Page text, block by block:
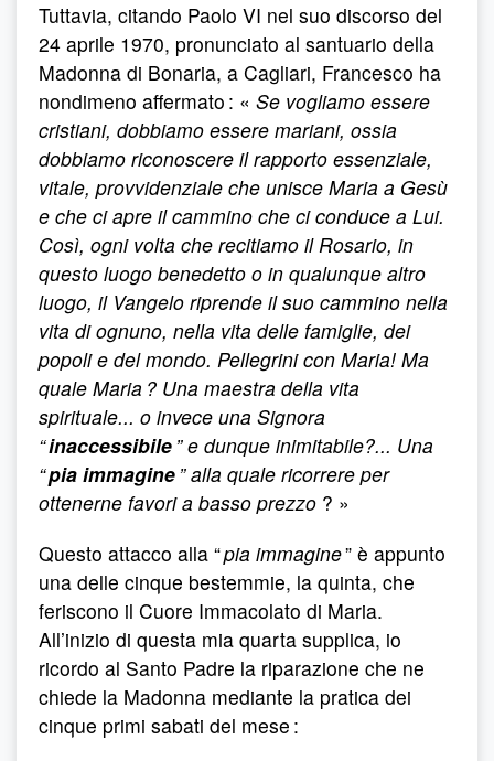
Tuttavia, citando Paolo VI nel suo discorso del
24 aprile 1970, pronunciato al santuario della
Madonna di Bonaria, a Cagliari, Francesco ha
nondimeno affermato : « Se vogliamo essere
cristiani, dobbiamo essere mariani, ossia
dobbiamo riconoscere il rapporto essenziale,
vitale, provvidenziale che unisce Maria a Gesù
e che ci apre il cammino che ci conduce a Lui.
Così, ogni volta che recitiamo il Rosario, in
questo luogo benedetto o in qualunque altro
luogo, il Vangelo riprende il suo cammino nella
vita di ognuno, nella vita delle famiglie, dei
popoli e del mondo. Pellegrini con Maria! Ma
quale Maria ? Una maestra della vita
spirituale... o invece una Signora
“inaccessibile” e dunque inimitabile?... Una
“pia immagine” alla quale ricorrere per
ottenerne favori a basso prezzo ? »
Questo attacco alla “pia immagine” è appunto
una delle cinque bestemmie, la quinta, che
feriscono il Cuore Immacolato di Maria.
All’inizio di questa mia quarta supplica, io
ricordo al Santo Padre la riparazione che ne
chiede la Madonna mediante la pratica dei
cinque primi sabati del mese :